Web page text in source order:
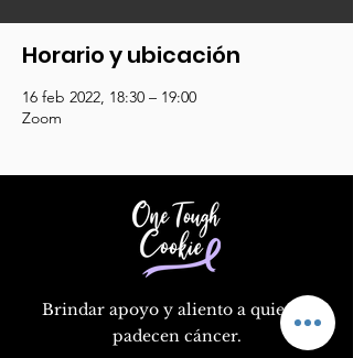
Horario y ubicación
16 feb 2022, 18:30 – 19:00
Zoom
Brindar apoyo y aliento a quienes
padecen cáncer.